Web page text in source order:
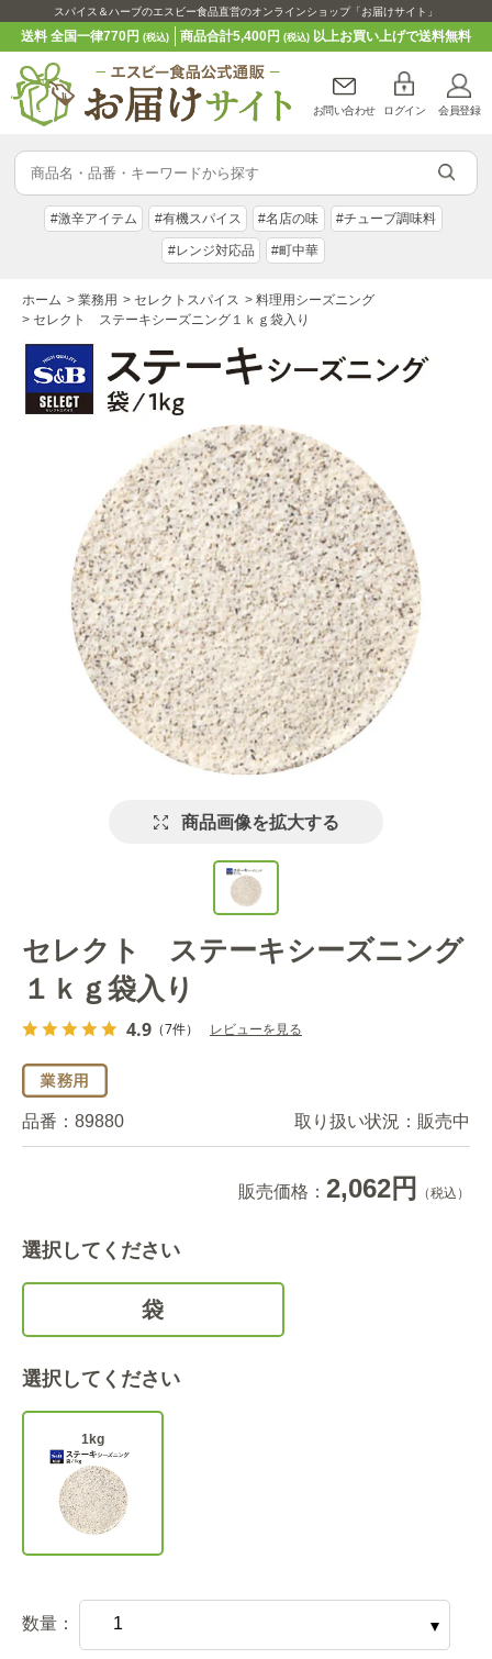
スパイス＆ハーブのエスビー食品直営のオンラインショップ「お届けサイト」
送料 全国一律770円(税込) 商品合計5,400円 (税込)以上お買い上げで送料無料
お問い合わせ ログイン 会員登録
#激辛アイテム #有機スパイス #名店の味 #チューブ調味料
#レンジ対応品 #町中華
ホーム > 業務用 > セレクトスパイス > 料理用シーズニング
> セレクト ステーキシーズニング１ｋｇ袋入り
商品画像を拡大する
セレクト ステーキシーズニング
１ｋｇ袋入り
4.9 （7件） レビューを見る
品番： 89880 取り扱い状況： 販売中
販売価格： 2,062円 （税込）
選択してください
袋
選択してください
1kg
数量：